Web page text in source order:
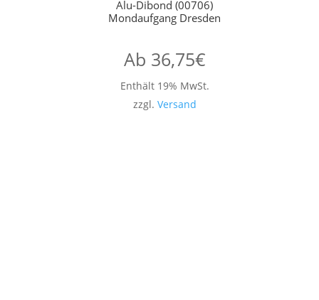
Alu-Dibond (00706)
Mondaufgang Dresden
Ab 36,75€
Enthält 19% MwSt.
zzgl. Versand